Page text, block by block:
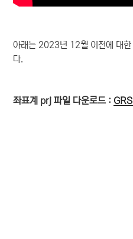
아래는 2023년 12월 이전에 대한
다.
좌표계 prj 파일 다운로드 :